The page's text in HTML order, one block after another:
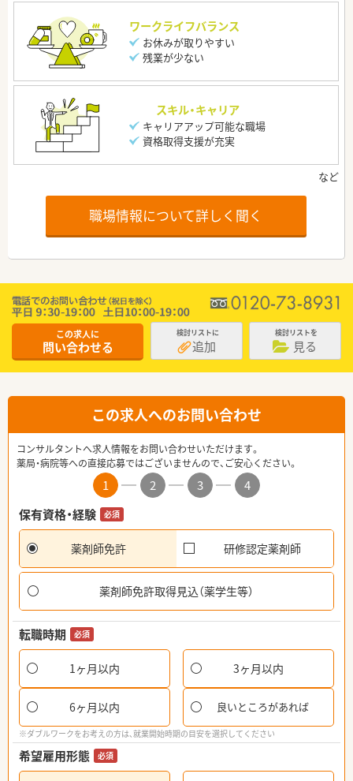
ワークライフバランス
お休みが取りやすい
残業が少ない
スキル・キャリア
キャリアアップ可能な職場
資格取得支援が充実
職場情報について詳しく聞く
この求人に
問い合わせる
検討リストに
追加
検討リストを
見る
この求人へのお問い合わせ
コンサルタントへ求人情報をお問い合わせいただけます。
薬局・病院等への直接応募ではございませんので、ご安心ください。
1 2 3
4
保有資格・経験
必須
薬剤師免許 研修認定薬剤師
薬剤師免許取得見込（薬学生等）
転職時期 必須
1ヶ月以内 3ヶ月以内
6ヶ月以内 良いところがあれば
※ダブルワークをお考えの方は、就業開始時期の目安を選択してください
希望雇用形態 必須